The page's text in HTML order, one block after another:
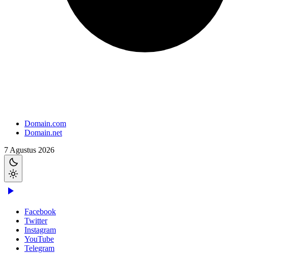
Domain.com
Domain.net
7 Agustus 2026
Facebook
Twitter
Instagram
YouTube
Telegram